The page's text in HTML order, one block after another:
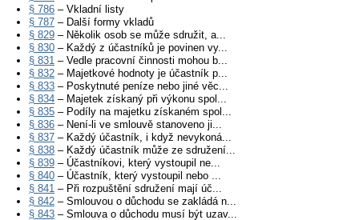
§ 786 – Vkladní listy
§ 787 – Další formy vkladů
§ 829 – Několik osob se může sdružit, a...
§ 830 – Každý z účastníků je povinen vy...
§ 831 – Vedle pracovní činnosti mohou b...
§ 832 – Majetkové hodnoty je účastník p...
§ 833 – Poskytnuté peníze nebo jiné věc...
§ 834 – Majetek získaný při výkonu spol...
§ 835 – Podíly na majetku získaném spol...
§ 836 – Není-li ve smlouvě stanoveno ji...
§ 837 – Každý účastník, i když nevykoná...
§ 838 – Každý účastník může ze sdružení...
§ 839 – Účastníkovi, který vystoupil ne...
§ 840 – Účastník, který vystoupil nebo ...
§ 841 – Při rozpuštění sdružení mají úč...
§ 842 – Smlouvou o důchodu se zakládá n...
§ 843 – Smlouva o důchodu musí být uzav...